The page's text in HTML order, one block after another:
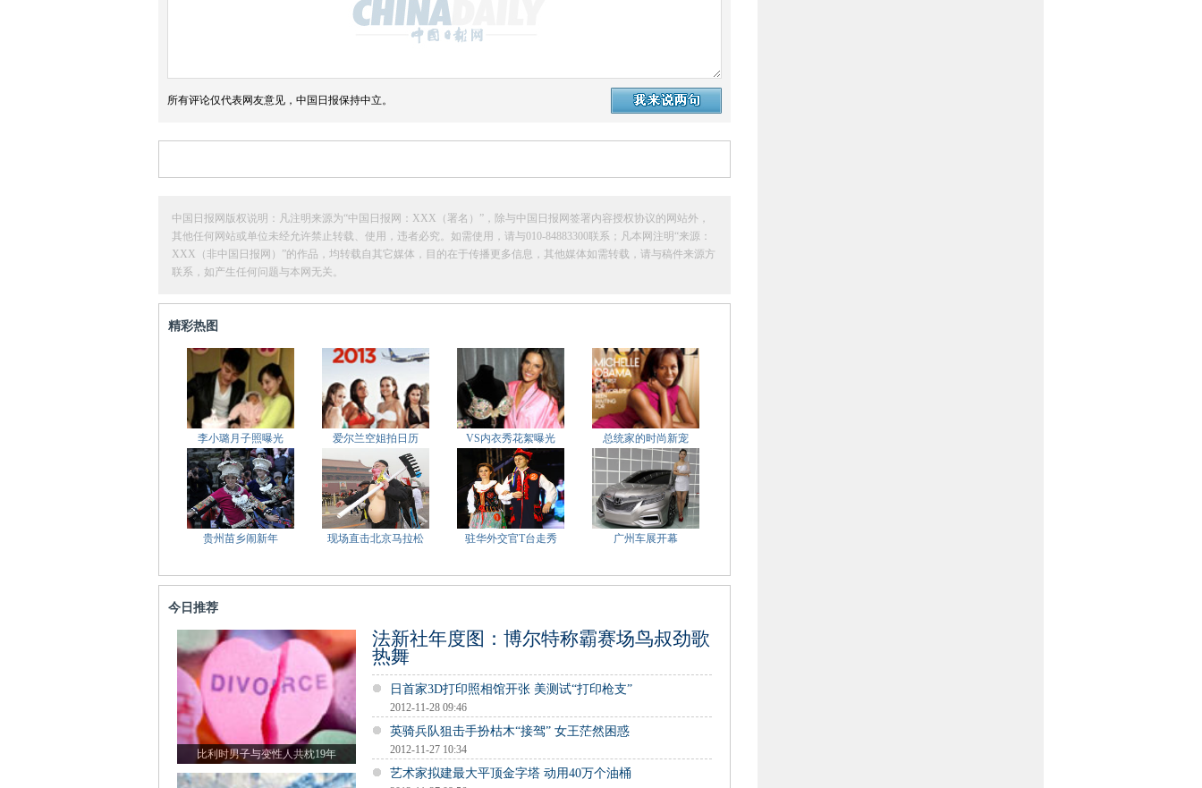
所有评论仅代表网友意见，中国日报保持中立。
中国日报网版权说明：凡注明来源为“中国日报网：XXX（署名）”，除与中国日报网签署内容授权协议的网站外，
其他任何网站或单位未经允许禁止转载、使用，违者必究。如需使用，请与010-84883300联系；凡本网注明“来源：
XXX（非中国日报网）”的作品，均转载自其它媒体，目的在于传播更多信息，其他媒体如需转载，请与稿件来源方
联系，如产生任何问题与本网无关。
精彩热图
李小璐月子照曝光 爱尔兰空姐拍日历 VS内衣秀花絮曝光 总统家的时尚新宠
贵州苗乡闹新年 现场直击北京马拉松 驻华外交官T台走秀 广州车展开幕
今日推荐
比利时男子与变性人共枕19年
法新社年度图：博尔特称霸赛场鸟叔劲歌
热舞
日首家3D打印照相馆开张 美测试“打印枪支”
2012-11-28 09:46
英骑兵队狙击手扮枯木“接驾” 女王茫然困惑
2012-11-27 10:34
艺术家拟建最大平顶金字塔 动用40万个油桶